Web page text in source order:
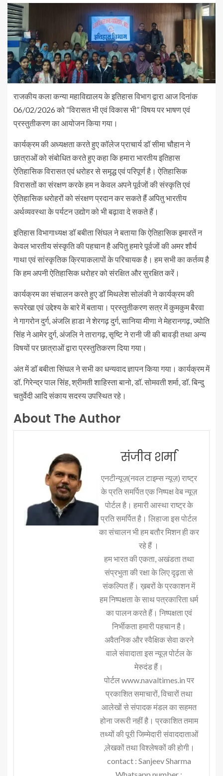
राजकीय कला कन्या महाविद्यालय के इतिहास विभाग द्वारा आज दिनांक
06/02/2026 को “विरासत भी एवं विकास भी” विषय पर भाषण एवं
प्रस्तुतीकरण का आयोजन किया गया।
कार्यक्रम की अध्यक्षता करते हुए कॉलेज प्राचार्य डॉ सीमा चौहान ने
छात्राओं को संबोधित करते हुए कहा कि हमारा भारतीय इतिहास
ऐतिहासिक विरासत एवं धरोहर से समृद्ध एवं परिपूर्ण है। ऐतिहासिक
विरासतों का संरक्षण करके हम न केवल अपने पूर्वजों की संस्कृति एवं
ऐतिहासिक धरोहरों को संरक्षण प्रदान कर सकते हैं अपितु भारतीय
अर्थव्यवस्था के पर्यटन उ‌द्योग को भी बढ़ावा दे सकते हैं।
इतिहास विभागाध्यक्ष डॉ बबीता सिंघल ने बताया कि ऐतिहासिक इमारतें न
केवल भारतीय संस्कृति की पहचान है अपितु हमारे पूर्वजों की अमर शौर्य
गाथा एवं सांस्कृतिक क्रियाकलापों के परिचायक है। हम सभी का कर्तव्य है
कि हम अपनी ऐतिहासिक धरोहर को संरक्षित और सुरक्षित करें।
कार्यक्रम का संचालन करते हुए डॉ मिथलेश सोलंकी ने कार्यक्रम की
रूपरेखा एवं उद्देश्य के बारे में बताया। प्रस्तुतीकरण सत्र में कुमकुम बैरवा
ने गागरोन दुर्ग, अंजलि हाडा ने शेरगढ़ दुर्ग, सानिया मीणा ने मेहरानगढ़, ज्योति
सिंह ने आमेर दुर्ग, अंजलि ने तारागढ़, सृष्टि ने रानी जी की बावड़ी तथा अन्य
विषयों पर छात्राओं द्वारा प्रस्तुतिकरण दिया गया।
अंत में डॉ बबीता सिंघल ने सभी का धन्यवाद ज्ञापन किया गया। कार्यक्रम में
डॉ. गिरेन्द्र पाल सिंह, श्रीमती शाहिस्ता बानो, डॉ. सोमवती शर्मा, डॉ. बिन्दु
चतुर्वेदी आदि संकाय सदस्य उपस्थित रहे।
About The Author
संजीव शर्मा
एनटीन्यूज़(नवल टाइम्स न्यूज़) राष्ट्र
के प्रति समर्पित एक निष्पक्ष वेब न्यूज़
पोर्टल है। हमारी आस्था राष्ट्र के
प्रति समर्पित है। लिहाजा इस पोर्टल
का संचालन भी हम बतौर मिशन ही कर
रहे हैं ।
हम भारत की एकता, अखंडता तथा
संप्रभुता की रक्षा के लिए दृढ़ता से
संकल्पित हैं। ख़बरों के प्रकाशन में
हम निष्पक्षता के साथ पत्रकारिता धर्म
का पालन करते हैं। निष्पक्षता एवं
निर्भीकता हमारी पहचान है।
अवैतनिक और स्वैक्षिक सेवा करने
वाले संवादाता इस न्यूज़ पोर्टल के
मेरुदंड हैं।
पोर्टल www.navaltimes.in पर
प्रकाशित समाचारों, विचारों तथा
आलेखों से संपादक मंडल का सहमत
होना जरूरी नहीं है। प्रकाशित तमाम
तथ्यों की पूरी जिम्मेदारी संवाददाताओं
,लेखकों तथा विश्लेषकों की होगी।
contact : Sanjeev Sharma